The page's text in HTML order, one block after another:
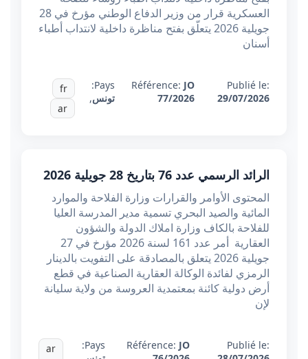
العسكرية قرار من وزير الدفاع الوطني مؤرخ في 28
جويلية 2026 يتعلّق بفتح مناظرة داخلية لانتداب أطباء
أسنان
Publié le:
29/07/2026
Référence: JO
77/2026
Pays:
تونس,
fr
ar
الرائد الرسمي عدد 76 بتاريخ 28 جويلية 2026
المحتوى الأوامر والقرارات وزارة الفلاحة والموارد
المائية والصيد البحري تسمية مدير المدرسة العليا
للفلاحة بالكاف وزارة املاك الدولة والشؤون
العقارية أمر عدد 161 لسنة 2026 مؤرخ في 27
جويلية 2026 يتعلق بالمصادقة على التفويت بالدينار
الرمزي لفائدة الوكالة العقارية الصناعية في قطع
أرض دولية كائنة بمعتمدية العروسة من ولاية سليانة
لإن
Publié le:
Référence: JO
Pays:
ar